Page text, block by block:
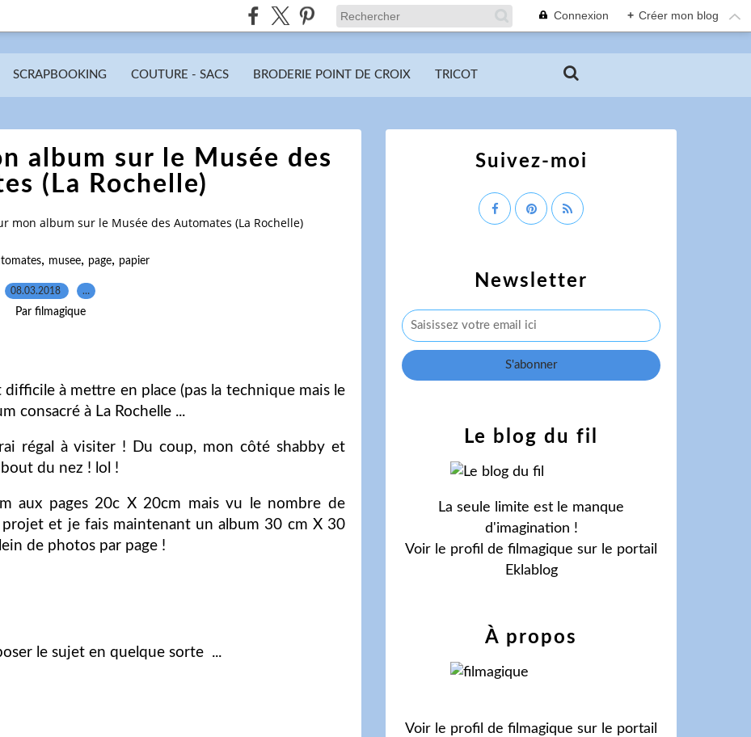
Connexion + Créer mon blog
SCRAPBOOKING COUTURE - SACS BRODERIE POINT DE CROIX TRICOT
album sur le Musée des
(La Rochelle)
mon album sur le Musée des Automates (La Rochelle)
, musee, page, papier
08.03.2018 …
Par filmagique
à mettre en place (pas la technique mais le
consacré à La Rochelle ...
régal à visiter ! Du coup, mon côté shabby et
du nez ! lol !
aux pages 20c X 20cm mais vu le nombre de
et je fais maintenant un album 30 cm X 30
de photos par page !
le sujet en quelque sorte ...
Newsletter
Le blog du fil
La seule limite est le manque
d'imagination !
Voir le profil de filmagique sur le portail
Eklablog
Suivez-moi
À propos
Voir le profil de filmagique sur le portail